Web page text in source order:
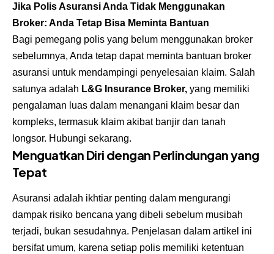
Jika Polis Asuransi Anda Tidak Menggunakan
Broker: Anda Tetap Bisa Meminta Bantuan
Bagi pemegang polis yang belum menggunakan broker
sebelumnya, Anda tetap dapat meminta bantuan broker
asuransi untuk mendampingi penyelesaian klaim. Salah
satunya adalah L&G Insurance Broker, yang memiliki
pengalaman luas dalam menangani klaim besar dan
kompleks, termasuk klaim akibat banjir dan tanah
longsor. Hubungi sekarang.
Menguatkan Diri dengan Perlindungan yang
Tepat
Asuransi adalah ikhtiar penting dalam mengurangi
dampak risiko bencana yang dibeli sebelum musibah
terjadi, bukan sesudahnya. Penjelasan dalam artikel ini
bersifat umum, karena setiap polis memiliki ketentuan